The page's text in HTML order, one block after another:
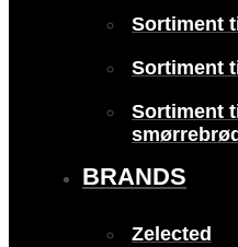
Sortiment
Sortiment
Sortiment
smørrebrød
BRANDS
Zelected